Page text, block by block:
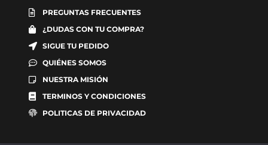
PREGUNTAS FRECUENTES
¿DUDAS CON TU COMPRA?
SIGUE TU PEDIDO
QUIÉNES SOMOS
NUESTRA MISIÓN
TERMINOS Y CONDICIONES
POLITICAS DE PRIVACIDAD